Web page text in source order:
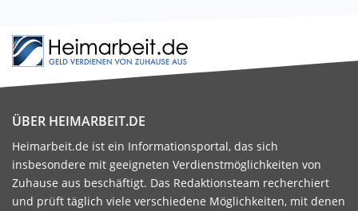
ÜBER HEIMARBEIT.DE
Heimarbeit.de ist ein Informationsportal, das sich
insbesondere mit geeigneten Verdienstmöglichkeiten von
Zuhause aus beschäftigt. Das Redaktionsteam recherchiert
und prüft täglich viele verschiedene Möglichkeiten, mit denen